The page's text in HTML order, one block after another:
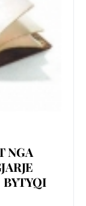
NGA